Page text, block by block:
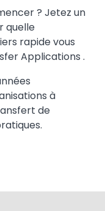
? Jetez un
quelle
rapide vous
Applications .
à
de